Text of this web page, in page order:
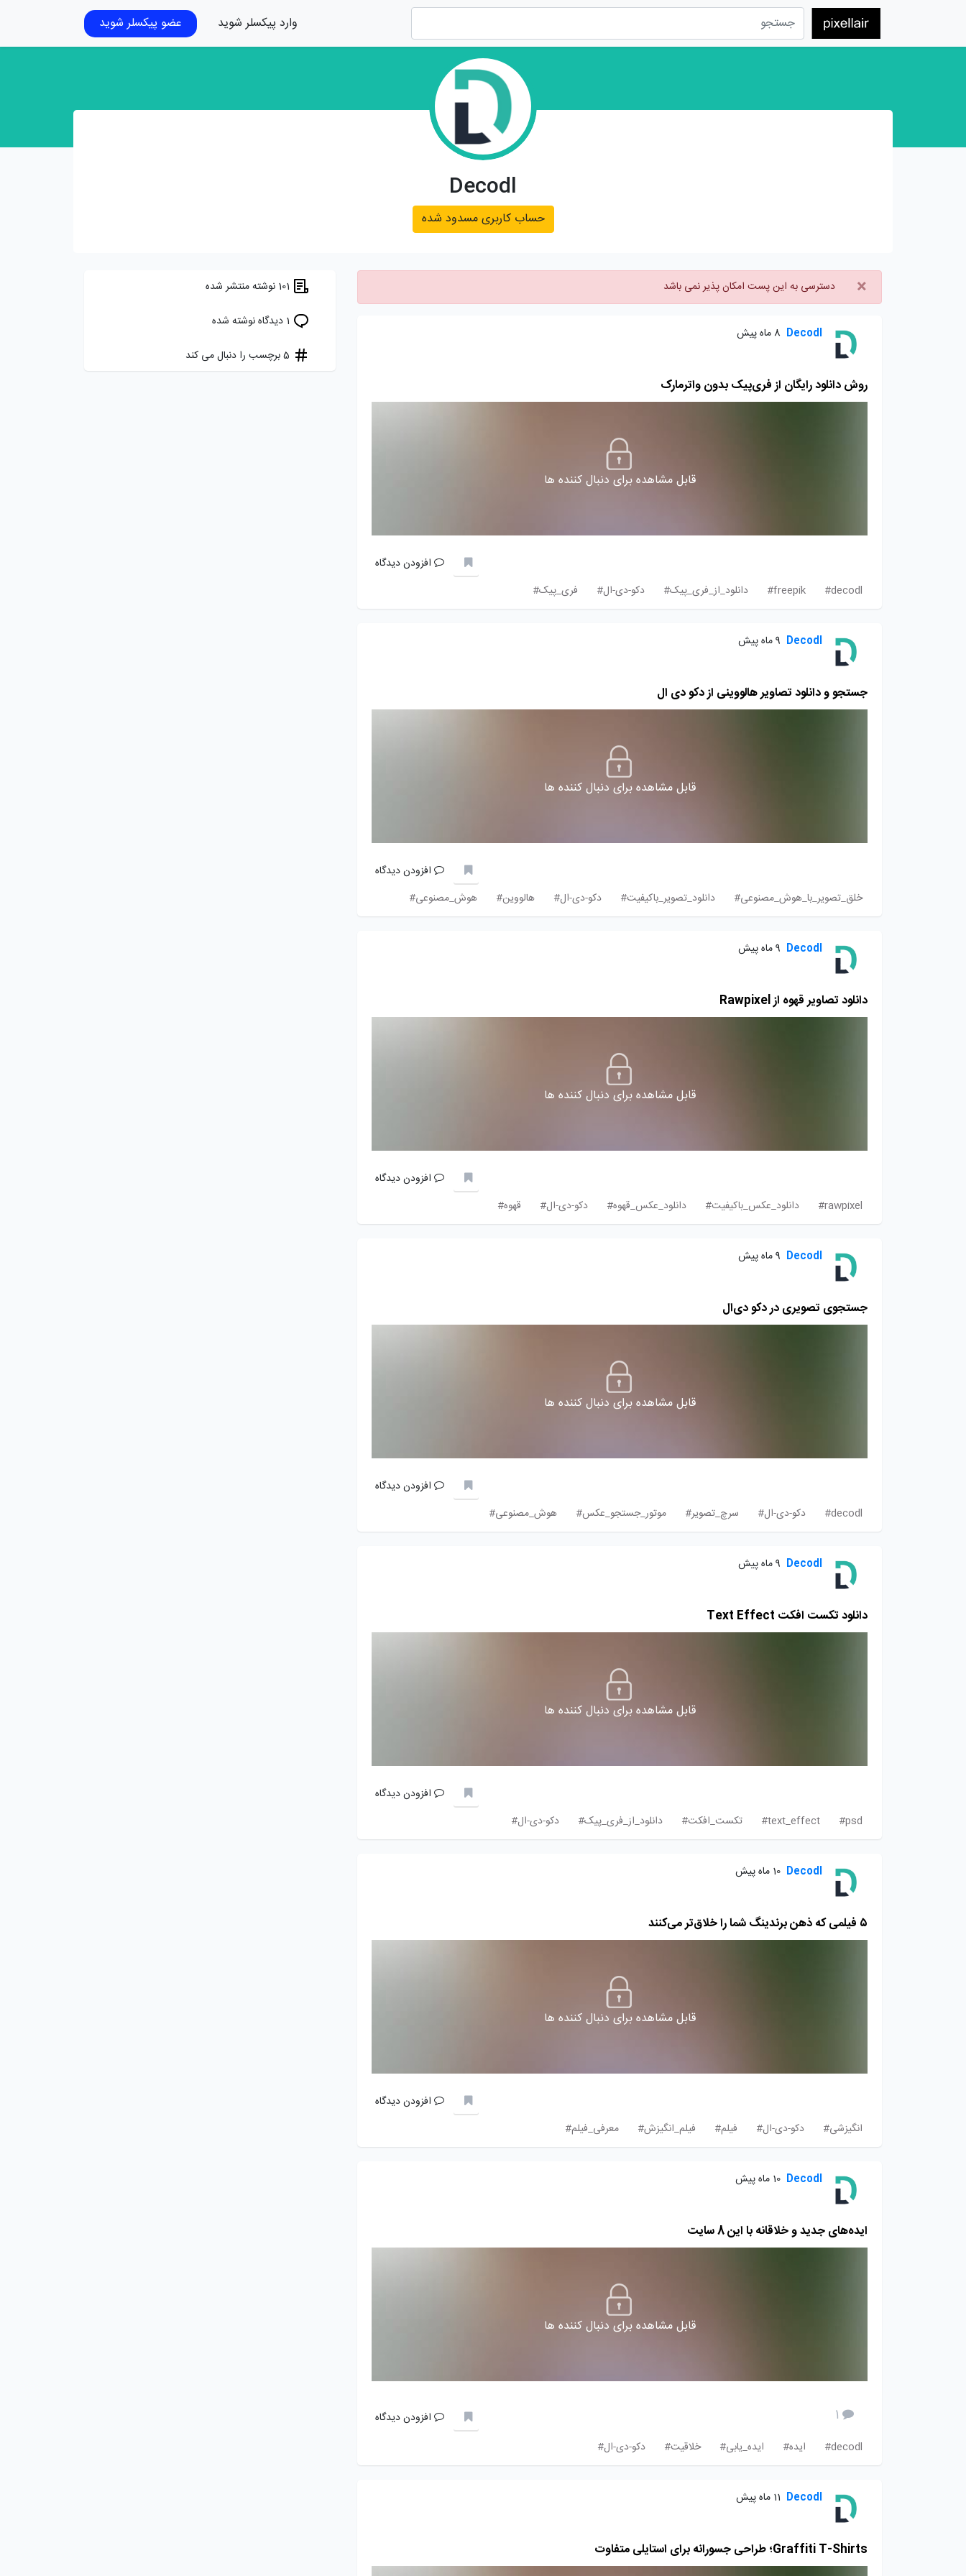
وارد پیکسلر شوید عضو پیکسلر شوید
Decodl
حساب کاربری مسدود شده
× دسترسی به این پست امکان پذیر نمی باشد
Decodl 8 ماه پیش
روش دانلود رایگان از فری‌‎پیک بدون واترمارک
قابل مشاهده برای دنبال کننده ها
افزودن دیدگاه
decodl#
freepik# دانلود_از_فری_پیک# دکو-دی-ال# فری_پیک#
Decodl 9 ماه پیش
جستجو و دانلود تصاویر هالووینی از دکو دی‌ ال
قابل مشاهده برای دنبال کننده ها
افزودن دیدگاه
خلق_تصویر_با_هوش_مصنوعی#
دانلود_تصویر_باکیفیت# دکو-دی-ال# هالووین# هوش_مصنوعی#
Decodl 9 ماه پیش
دانلود تصاویر قهوه از Rawpixel
قابل مشاهده برای دنبال کننده ها
افزودن دیدگاه
rawpixel#
دانلود_عکس_باکیفیت# دانلود_عکس_قهوه# دکو-دی-ال# قهوه#
Decodl 9 ماه پیش
جستجوی تصویری در دکو دی‌ال
قابل مشاهده برای دنبال کننده ها
افزودن دیدگاه
decodl#
دکو-دی-ال# سرچ_تصویر# موتور_جستجو_عکس# هوش_مصنوعی#
Decodl 9 ماه پیش
دانلود تکست افکت Text Effect
قابل مشاهده برای دنبال کننده ها
افزودن دیدگاه
psd#
text_effect# تکست_افکت# دانلود_از_فری_پیک# دکو-دی-ال#
Decodl 10 ماه پیش
۵ فیلمی که ذهن برندینگ شما را خلاق‌تر می‌کنند
قابل مشاهده برای دنبال کننده ها
افزودن دیدگاه
انگیزشی#
دکو-دی-ال# فیلم# فیلم_انگیزش# معرفی_فیلم#
Decodl 10 ماه پیش
ایده‌های جدید و خلاقانه با این 8 سایت
قابل مشاهده برای دنبال کننده ها
1
افزودن دیدگاه
decodl#
ایده# ایده_یابی# خلاقیت# دکو-دی-ال#
Decodl 11 ماه پیش
Graffiti T-Shirts؛ طراحی جسورانه برای استایلی متفاوت